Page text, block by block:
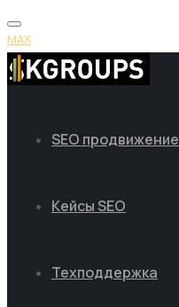
MAX
SEO продвижение
Кейсы SEO
Техподдержка